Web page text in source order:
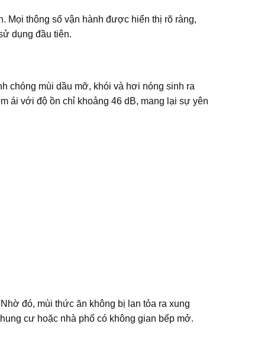
Mọi thông số vận hành được hiển thị rõ ràng,
dụng đầu tiên.
chóng mùi dầu mỡ, khói và hơi nóng sinh ra
ái với độ ồn chỉ khoảng 46 dB, mang lại sự yên
đó, mùi thức ăn không bị lan tỏa ra xung
cư hoặc nhà phố có không gian bếp mở.